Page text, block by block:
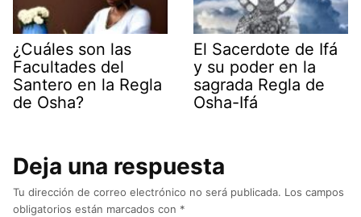
¿Cuáles son las
Facultades del
Santero en la Regla
de Osha?
El Sacerdote de Ifá
y su poder en la
sagrada Regla de
Osha-Ifá
Deja una respuesta
Tu dirección de correo electrónico no será publicada. Los campos
obligatorios están marcados con *